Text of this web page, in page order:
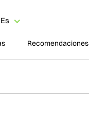
Es
Recomendaciones